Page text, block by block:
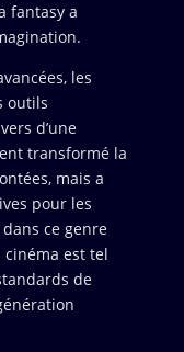
fantasy a
les
outils
d’une
transformé la
mais a
pour les
ce genre
cinéma est tel
de